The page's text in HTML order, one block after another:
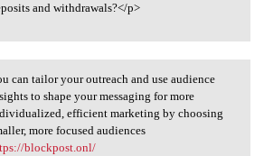
and withdrawals?</p>
can tailor your outreach
can tailor your outreach and use audience
to shape your messaging for more
efficient marketing by choosing
more focused audiences
blockpost.onl/